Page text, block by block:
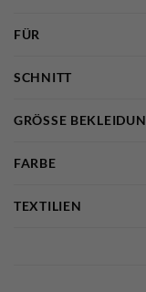
FÜR
SCHNITT
GRÖSSE BEKLEIDUNG
FARBE
TEXTILIEN